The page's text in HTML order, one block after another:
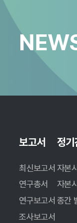
투자은행
상승 및
리스크가
성사될 가
거래규모
자산관리
판매가 늘
보고서
최신보고서
연구총서
연구보고서
조사보고서
정
자본
자본
종간